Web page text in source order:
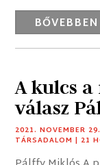
BŐVEBBEN
A kulcs a
válasz
2021. NOVEMBER 29.
TÁRSADALOM | 21